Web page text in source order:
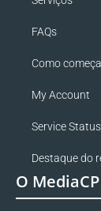
FAQs
Como
My Account
Service Status
Destaque do
O MediaCP